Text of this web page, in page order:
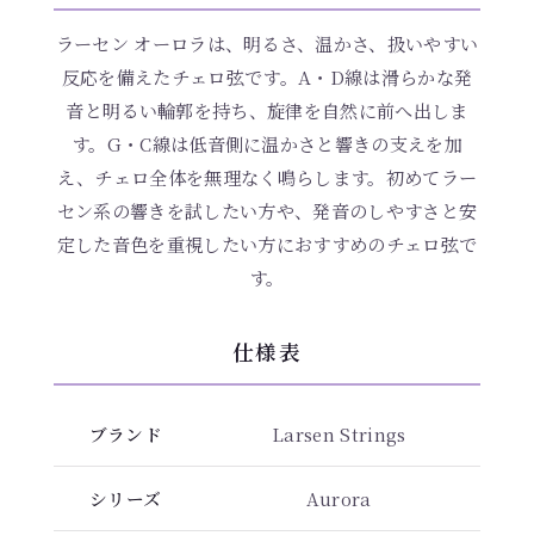
ラーセン オーロラは、明るさ、温かさ、扱いやすい
反応を備えたチェロ弦です。A・D線は滑らかな発
音と明るい輪郭を持ち、旋律を自然に前へ出しま
す。G・C線は低音側に温かさと響きの支えを加
え、チェロ全体を無理なく鳴らします。初めてラー
セン系の響きを試したい方や、発音のしやすさと安
定した音色を重視したい方におすすめのチェロ弦で
す。
仕様表
ブランド Larsen Strings
シリーズ Aurora